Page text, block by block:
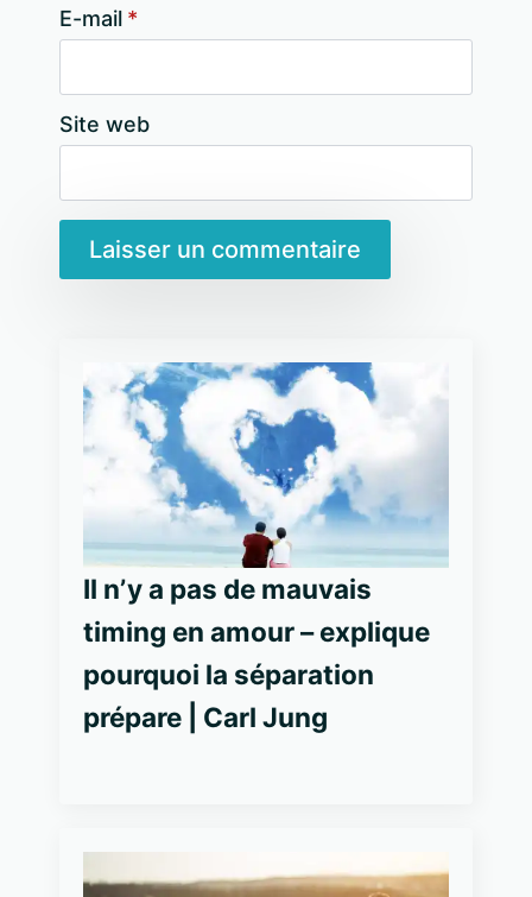
E-mail *
Site web
Il n’y a pas de mauvais
timing en amour – explique
pourquoi la séparation
prépare | Carl Jung